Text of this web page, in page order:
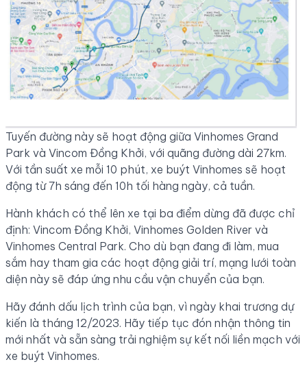
Tuyến đường này sẽ hoạt động giữa Vinhomes Grand
Park và Vincom Đồng Khởi, với quãng đường dài 27km.
Với tần suất xe mỗi 10 phút, xe buýt Vinhomes sẽ hoạt
động từ 7h sáng đến 10h tối hàng ngày, cả tuần.
Hành khách có thể lên xe tại ba điểm dừng đã được chỉ
định: Vincom Đồng Khởi, Vinhomes Golden River và
Vinhomes Central Park. Cho dù bạn đang đi làm, mua
sắm hay tham gia các hoạt động giải trí, mạng lưới toàn
diện này sẽ đáp ứng nhu cầu vận chuyển của bạn.
Hãy đánh dấu lịch trình của bạn, vì ngày khai trương dự
kiến là tháng 12/2023. Hãy tiếp tục đón nhận thông tin
mới nhất và sẵn sàng trải nghiệm sự kết nối liền mạch với
xe buýt Vinhomes.